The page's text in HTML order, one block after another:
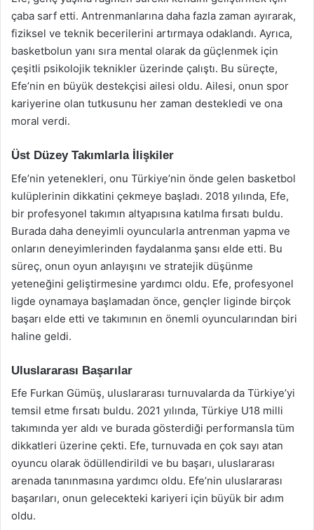
çaba sarf etti. Antrenmanlarına daha fazla zaman ayırarak,
fiziksel ve teknik becerilerini artırmaya odaklandı. Ayrıca,
basketbolun yanı sıra mental olarak da güçlenmek için
çeşitli psikolojik teknikler üzerinde çalıştı. Bu süreçte,
Efe’nin en büyük destekçisi ailesi oldu. Ailesi, onun spor
kariyerine olan tutkusunu her zaman destekledi ve ona
moral verdi.
Üst Düzey Takımlarla İlişkiler
Efe’nin yetenekleri, onu Türkiye’nin önde gelen basketbol
kulüplerinin dikkatini çekmeye başladı. 2018 yılında, Efe,
bir profesyonel takımın altyapısına katılma fırsatı buldu.
Burada daha deneyimli oyuncularla antrenman yapma ve
onların deneyimlerinden faydalanma şansı elde etti. Bu
süreç, onun oyun anlayışını ve stratejik düşünme
yeteneğini geliştirmesine yardımcı oldu. Efe, profesyonel
ligde oynamaya başlamadan önce, gençler liginde birçok
başarı elde etti ve takımının en önemli oyuncularından biri
haline geldi.
Uluslararası Başarılar
Efe Furkan Gümüş, uluslararası turnuvalarda da Türkiye’yi
temsil etme fırsatı buldu. 2021 yılında, Türkiye U18 milli
takımında yer aldı ve burada gösterdiği performansla tüm
dikkatleri üzerine çekti. Efe, turnuvada en çok sayı atan
oyuncu olarak ödüllendirildi ve bu başarı, uluslararası
arenada tanınmasına yardımcı oldu. Efe’nin uluslararası
başarıları, onun gelecekteki kariyeri için büyük bir adım
oldu.